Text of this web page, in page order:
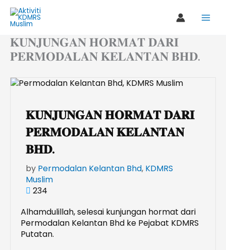
content
𝐊𝐔𝐍𝐉𝐔𝐍𝐆𝐀𝐍 𝐇𝐎𝐑𝐌𝐀𝐓 𝐃𝐀𝐑𝐈
𝐏𝐄𝐑𝐌𝐎𝐃𝐀𝐋𝐀𝐍 𝐊𝐄𝐋𝐀𝐍𝐓𝐀𝐍 𝐁𝐇𝐃.
𝐊𝐔𝐍𝐉𝐔𝐍𝐆𝐀𝐍 𝐇𝐎𝐑𝐌𝐀𝐓 𝐃𝐀𝐑𝐈
𝐏𝐄𝐑𝐌𝐎𝐃𝐀𝐋𝐀𝐍 𝐊𝐄𝐋𝐀𝐍𝐓𝐀𝐍
𝐁𝐇𝐃.
by Permodalan Kelantan Bhd, KDMRS
Muslim
234
Alhamdulillah, selesai kunjungan hormat dari
Permodalan Kelantan Bhd ke Pejabat KDMRS
Putatan.